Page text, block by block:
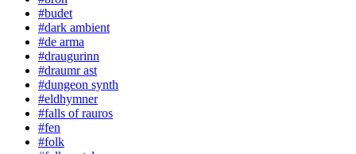
#budet
#dark ambient
#de arma
#draugurinn
#draumr ast
#dungeon synth
#eldhymner
#falls of rauros
#fen
#folk